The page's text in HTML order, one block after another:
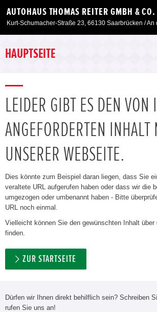
AUTOHAUS THOMAS REITER GMBH & CO.
Neuwagen
Angebote
Unser Autohaus
HAUPTSEITE
LEIDER GIBT ES DEN VON
ANGEFORDERTEN INHALT
UNSERER WEBSEITE.
Dies könnte zum Beispiel daran liegen, dass Sie
veraltete URL aufgerufen haben oder dass wir die
umgezogen oder umbenannt haben - Bitte
URL noch einmal.
Vielleicht können Sie den gewünschten Inhalt
finden.
ZUR STARTSEITE
Dürfen wir Ihnen direkt behilflich sein? Schreiben
rufen Sie uns an!